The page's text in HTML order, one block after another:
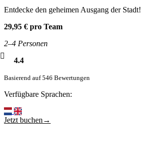
Entdecke den geheimen Ausgang der Stadt!
29,95 € pro Team
2–4 Personen
4.4
Basierend auf 546 Bewertungen
Verfügbare Sprachen:
Jetzt buchen→